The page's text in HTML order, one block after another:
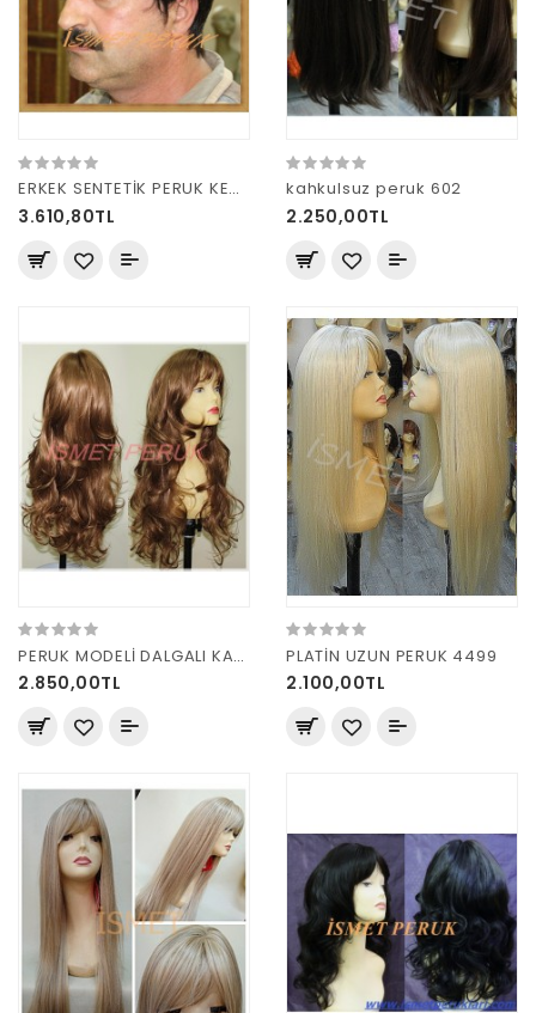
ERKEK SENTETİK PERUK KESTANE
3.610,80TL
kahkulsuz peruk 602
2.250,00TL
PERUK MODELİ DALGALI KAHVE PERUK W405
2.850,00TL
PLATİN UZUN PERUK 4499
2.100,00TL